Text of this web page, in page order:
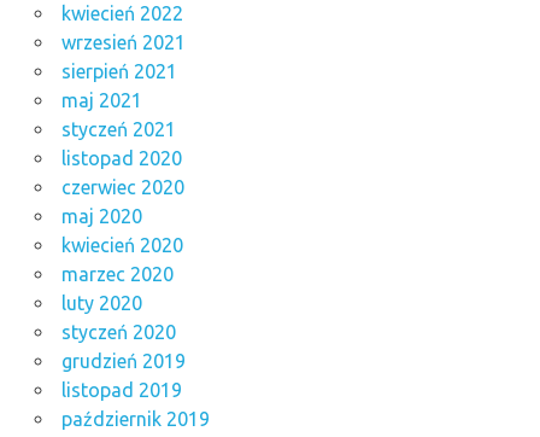
kwiecień 2022
wrzesień 2021
sierpień 2021
maj 2021
styczeń 2021
listopad 2020
czerwiec 2020
maj 2020
kwiecień 2020
marzec 2020
luty 2020
styczeń 2020
grudzień 2019
listopad 2019
październik 2019